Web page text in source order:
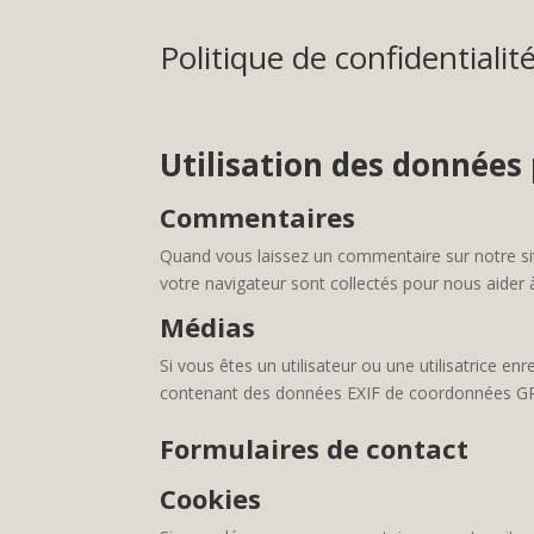
Politique de
Utilisation des
Commentaires
Quand vous laissez un commentaire sur notre
votre navigateur sont collectés pour nous
Médias
Si vous êtes un utilisateur ou une utilisatrice
contenant des données EXIF de coordonnées
Formulaires de contact
Cookies